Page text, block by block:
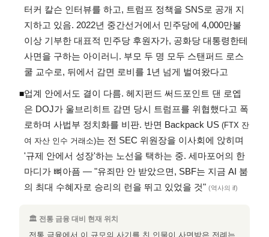
터커 칼슨 인터뷰를 하고, 트럼프 정책을 SNS로 공개 지
지하고 있음. 2022년 중간선거에서 민주당에 4,000만불
이상 기부한 대표적 민주당 후원자가, 공화당 대통령한테
사면을 구하는 아이러니. 부모 두 명 모두 스탠퍼드 로스
쿨 교수로, 뒤에서 감면 로비를 1년 넘게 벌여왔다고
◾업계 안에서도 결이 다름. 헤지펀드 써드포인트 댄 로엡
은 DOJ가 울브리히트 감면 당시 트럼프를 위협했다고 폭
로하며 사법부 정치화를 비판. 반면 Backpack US (FTX 잔
여 자산 인수 거래소)는 전 SEC 위원장을 이사회에 앉히며
'규제 안에서 성장'하는 노선을 택하는 중. 세마포어의 한
마디가 뼈아픔 — "유죄만 안 받았으면, SBF는 지금 AI 붐
의 최대 수혜자로 승리의 런을 뛰고 있었을 것" (역사의 if)
🏛 전통 금융 대비 현재 위치
전통 금융에서 이 규모의 사기를 친 인물이 사면받은 전례는